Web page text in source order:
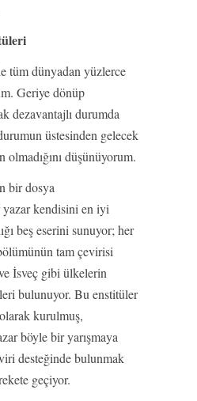
tüm dünyadan yüzlerce
Geriye dönüp
dezavantajlı durumda
üstesinden gelecek
olmadığını düşünüyorum.
bir dosya
yazar kendisini en iyi
beş eserini sunuyor; her
tam çevirisi
İsveç gibi ülkelerin
bulunuyor. Bu enstitüler
kurulmuş,
böyle bir yarışmaya
desteğinde bulunmak
geçiyor.